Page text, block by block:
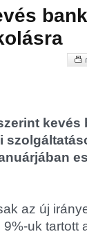
kevés
az új
uk tartott